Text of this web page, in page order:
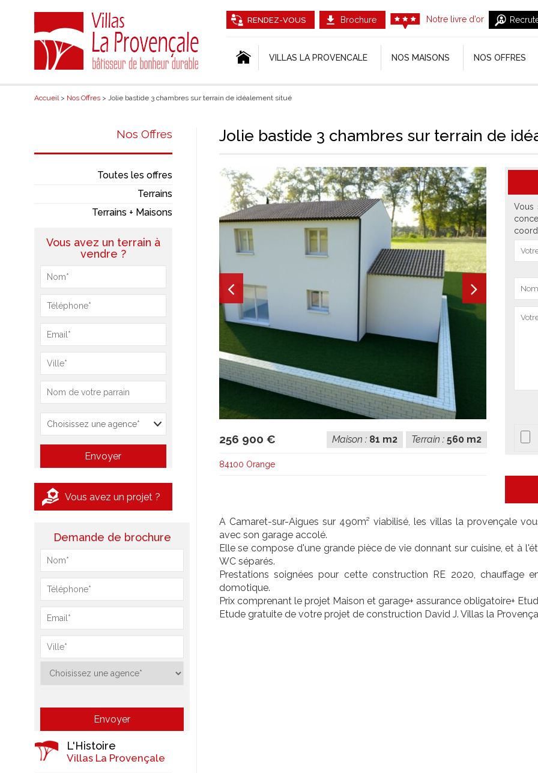
RENDEZ-VOUS Brochure Notre livre d’or
VILLAS LA PROVENCALE NOS MAISONS NOS OFFRES
Accueil> Nos Offres > Jolie bastide 3 chambres sur terrain de idéalement situé
Jolie bastide 3 chambres sur terrain de
256 900 € Terrain : 560 m2
Maison : 81 m2
84100 Orange
Vous
A Camaret-sur-Aigues sur 490m² viabilisé, les villas la provençale
avec son garage accolé.
Elle se compose d'une grande pièce de vie donnant sur cuisine, et à
WC séparés.
Prestations soignées pour cette construction RE 2020, chauffage
domotique.
Prix comprenant le projet Maison et garage+ assurance obligatoire+
Etude gratuite de votre projet de construction David J. Villas la
Nos Offres
Toutes les offres
Terrains
Terrains + Maisons
Vous avez un terrain à
vendre ?
Vous avez un projet ?
Demande de brochure
L'Histoire
Villas La Provençale